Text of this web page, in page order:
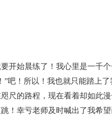
开始晨练了！我心里是一千
吧！所以！我也就只能踏上
尺的路程，现在看着却如此
！幸亏老师及时喊出了我希